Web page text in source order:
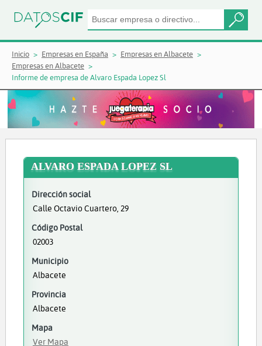
Inicio Empresas en España
Empresas en Albacete
Empresas en Albacete
Informe de empresa de Alvaro Espada Lopez Sl
ALVARO ESPADA LOPEZ SL
Dirección social
Calle Octavio Cuartero, 29
Código Postal
02003
Municipio
Albacete
Provincia
Albacete
Mapa
Ver Mapa